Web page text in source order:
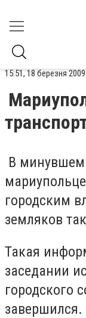
15:51, 18 березня
В минувшем
городским
земляков
Такая
заседании
городского
завершился.